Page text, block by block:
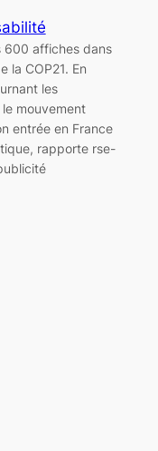
600 affiches dans
la COP21. En
les
mouvement
entrée en France
rapporte rse-